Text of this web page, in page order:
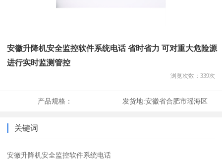
安徽升降机安全监控软件系统电话 省时省力 可对重大危险源
进行实时监测管控
浏览次数： 339次
产品规格： 发货地:安徽省合肥市瑶海区
关键词
安徽升降机安全监控软件系统电话